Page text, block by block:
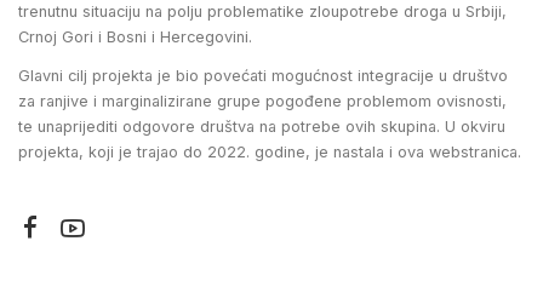
trenutnu situaciju na polju problematike zloupotrebe droga u Srbiji,
Crnoj Gori i Bosni i Hercegovini.
Glavni cilj projekta je bio povećati mogućnost integracije u društvo
za ranjive i marginalizirane grupe pogođene problemom ovisnosti,
te unaprijediti odgovore društva na potrebe ovih skupina. U okviru
projekta, koji je trajao do 2022. godine, je nastala i ova webstranica.